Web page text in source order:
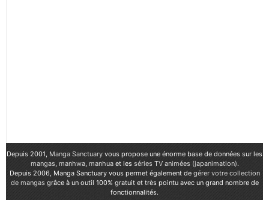
Depuis 2001, Manga Sanctuary vous propose une énorme base de données sur les
mangas, manhwa, manhuaet les séries TV animées (japanimation).
Depuis 2006, Manga Sanctuary vous permet également de gérer votre collection
de mangasgrâce à un outil 100% gratuit et très pointu avec un grand nombre de
fonctionnalités.